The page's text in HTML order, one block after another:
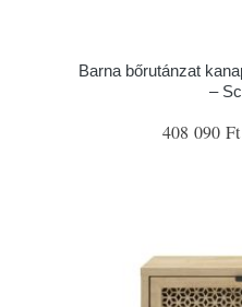
Barna bőrutánzat
–
408 090 Ft